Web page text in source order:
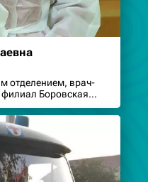
отделением, врач-
Боровская